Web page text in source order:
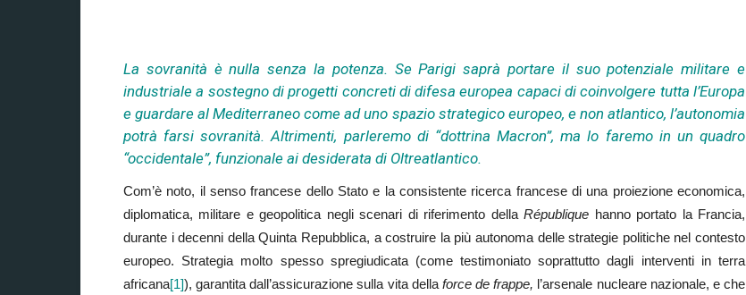
La sovranità è nulla senza la potenza. Se Parigi saprà portare il suo potenziale militare e
industriale a sostegno di progetti concreti di difesa europea capaci di coinvolgere tutta l’Europa
e guardare al Mediterraneo come ad uno spazio strategico europeo, e non atlantico, l’autonomia
potrà farsi sovranità. Altrimenti, parleremo di “dottrina Macron”, ma lo faremo in un quadro
“occidentale”, funzionale ai desiderata di Oltreatlantico.
Com’è noto, il senso francese dello Stato e la consistente ricerca francese di una proiezione economica,
diplomatica, militare e geopolitica negli scenari di riferimento dellaRépublique hanno portato la Francia,
durante i decenni della Quinta Repubblica, a costruire la più autonoma delle strategie politiche nel contesto
europeo. Strategia molto spesso spregiudicata (come testimoniato soprattutto dagli interventi in terra
africana[1]), garantita dall’assicurazione sulla vita della force de frappe, l’arsenale nucleare nazionale, e che